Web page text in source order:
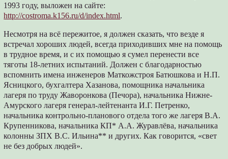
1993 году, выложен на сайте:
http://costroma.k156.ru/d/index.html.
Несмотря на всё пережитое, я должен сказать, что везде я
встречал хороших людей, всегда приходивших мне на помощь
в трудное время, и с их помощью я сумел перенести все
тяготы 18-летних испытаний. Должен с благодарностью
вспомнить имена инженеров Маткожстроя Батюшкова и Н.П.
Ясницкого, бухгалтера Хазанова, помощника начальника
лагеря по труду Жаворонкова (Печора), начальника Нижне-
Амурского лагеря генерал-лейтенанта И.Г. Петренко,
начальника контрольно-планового отдела того же лагеря В.А.
Крупенникова, начальника КП* А.А. Журавлёва, начальника
колонны ЗПХ В.С. Ильина** и других. Как говорится, «свет
не без добрых людей».